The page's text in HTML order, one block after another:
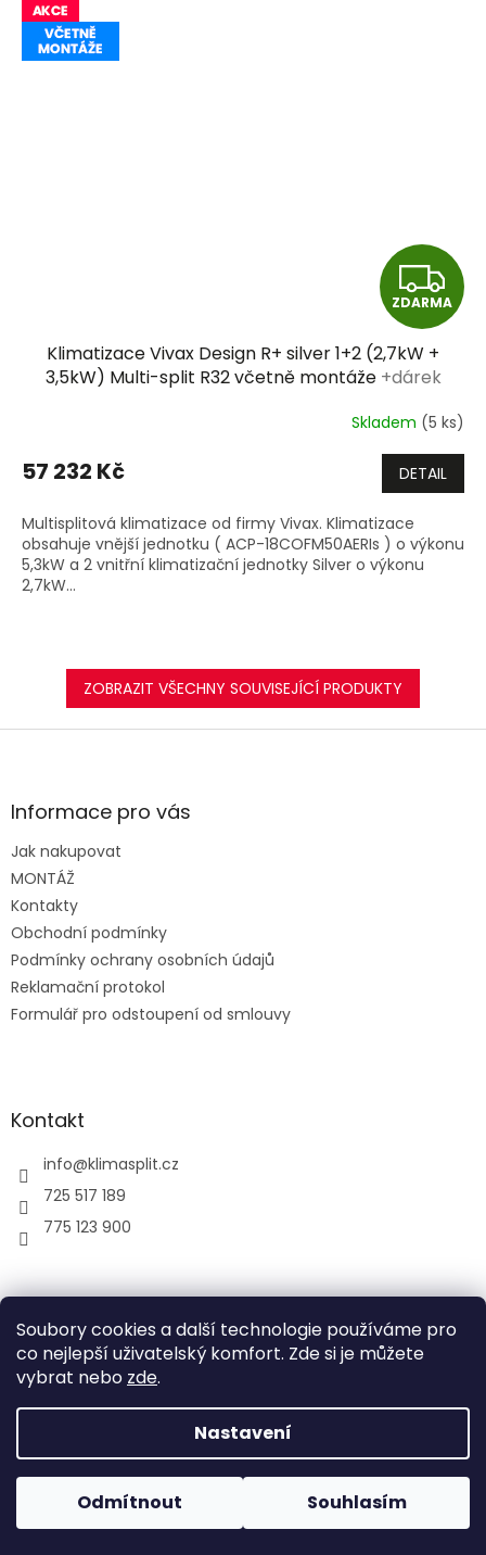
Soubory cookies a další technologie používáme pro
co nejlepší uživatelský komfort. Zde si je můžete
vybrat nebo zde.
Nastavení
Odmítnout Souhlasím
Z
D
R
M
A
ZDARMA
Klimatizace Vivax Design R+ silver 1+2 (2,7kW +
3,5kW) Multi-split R32 včetně montáže +dárek
Skladem (5 ks)
57 232 Kč DETAIL
Multisplitová klimatizace od firmy Vivax. Klimatizace
obsahuje vnější jednotku ( ACP-18COFM50AERIs ) o výkonu
5,3kW a 2 vnitřní klimatizační jednotky Silver o výkonu
2,7kW...
ZOBRAZIT VŠECHNY SOUVISEJÍCÍ PRODUKTY
Z
aInformace pro vás
Jak nakupovat
MONTÁŽ
Kontakty
Obchodní podmínky
Podmínky ochrany osobních údajů
Reklamační protokol
Formulář pro odstoupení od smlouvy
Kontakt
info@klimasplit.cz
725 517 189
775 123 900
air-cool
Vytvořil Shoptet
Copyright 2026Klimatizace do bytu a firem. Všechna
práva vyhrazena.